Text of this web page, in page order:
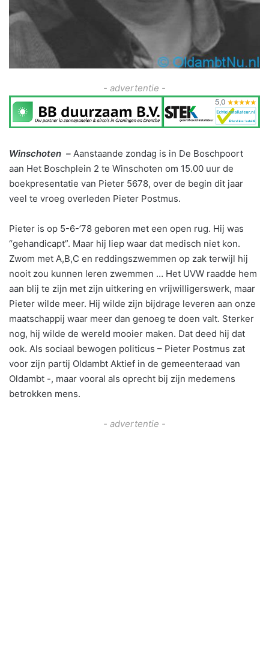
- advertentie -
Winschoten – Aanstaande zondag is in De Boschpoort
aan Het Boschplein 2 te Winschoten om 15.00 uur de
boekpresentatie van Pieter 5678, over de begin dit jaar
veel te vroeg overleden Pieter Postmus.
Pieter is op 5-6-’78 geboren met een open rug. Hij was
“gehandicapt”. Maar hij liep waar dat medisch niet kon.
Zwom met A,B,C en reddingszwemmen op zak terwijl hij
nooit zou kunnen leren zwemmen … Het UVW raadde hem
aan blij te zijn met zijn uitkering en vrijwilligerswerk, maar
Pieter wilde meer. Hij wilde zijn bijdrage leveren aan onze
maatschappij waar meer dan genoeg te doen valt. Sterker
nog, hij wilde de wereld mooier maken. Dat deed hij dat
ook. Als sociaal bewogen politicus – Pieter Postmus zat
voor zijn partij Oldambt Aktief in de gemeenteraad van
Oldambt -, maar vooral als oprecht bij zijn medemens
betrokken mens.
- advertentie -